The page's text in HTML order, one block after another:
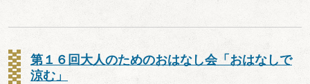
第１６回大人のためのおはなし会「おはなしで
涼む」